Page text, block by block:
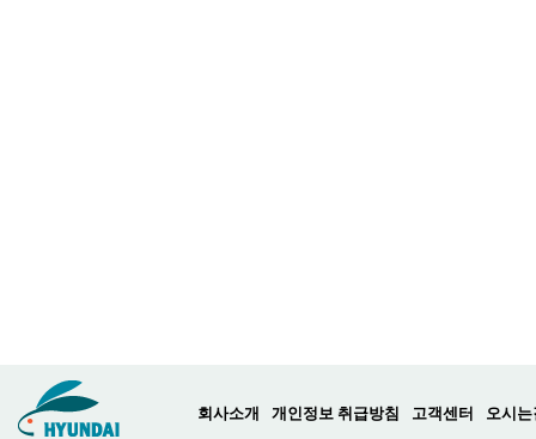
회사소개 개인정보 취급방침 고객센터
오시는